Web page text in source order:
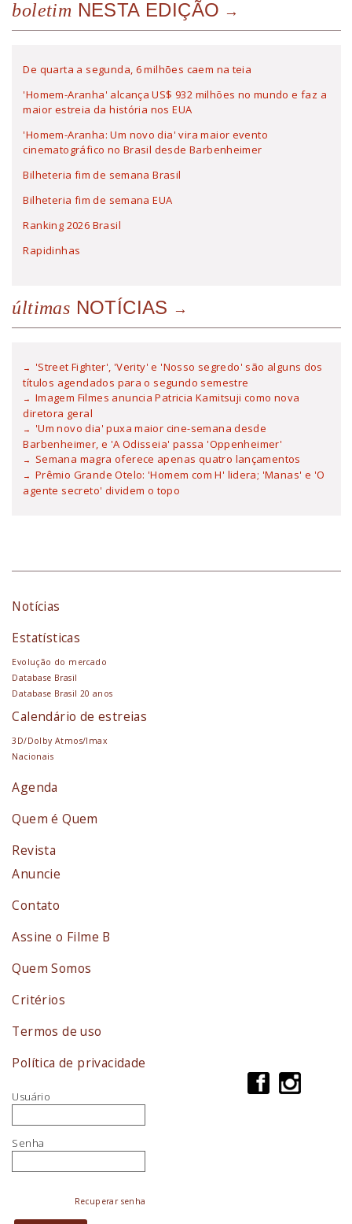
boletim NESTA EDIÇÃO
De quarta a segunda, 6 milhões caem na teia
'Homem-Aranha' alcança US$ 932 milhões no mundo e faz a
maior estreia da história nos EUA
'Homem-Aranha: Um novo dia' vira maior evento
cinematográfico no Brasil desde Barbenheimer
Bilheteria fim de semana Brasil
Bilheteria fim de semana EUA
Ranking 2026 Brasil
Rapidinhas
últimas NOTÍCIAS
'Street Fighter', 'Verity' e 'Nosso segredo' são alguns dos
títulos agendados para o segundo semestre
Imagem Filmes anuncia Patricia Kamitsuji como nova
diretora geral
'Um novo dia' puxa maior cine-semana desde
Barbenheimer, e 'A Odisseia' passa 'Oppenheimer'
Semana magra oferece apenas quatro lançamentos
Prêmio Grande Otelo: 'Homem com H' lidera; 'Manas' e 'O
agente secreto' dividem o topo
Notícias
Estatísticas
Evolução do mercado
Database Brasil
Database Brasil 20 anos
Calendário de estreias
3D/Dolby Atmos/Imax
Nacionais
Agenda
Quem é Quem
Revista
Anuncie
Contato
Assine o Filme B
Quem Somos
Critérios
Termos de uso
Política de privacidade
Usuário
Senha
Recuperar senha